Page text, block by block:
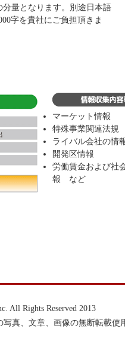
量となります。別途日本語
字を貴社にご負担頂きま
マーケット情報
特殊事業関連法規
ライバル会社の情
開発区情報
労働賃金および社
報 など
All Rights Reserved 2013
真、文章、画像の無断転載使